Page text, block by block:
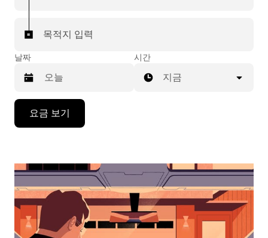
목적지 입력
날짜
작
면
아
래
시간
지금
요금 보기